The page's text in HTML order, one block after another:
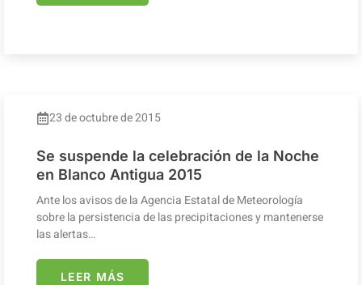
23 de octubre de 2015
Se suspende la celebración de la Noche
en Blanco Antigua 2015
Ante los avisos de la Agencia Estatal de Meteorología
sobre la persistencia de las precipitaciones y mantenerse
las alertas…
LEER MÁS